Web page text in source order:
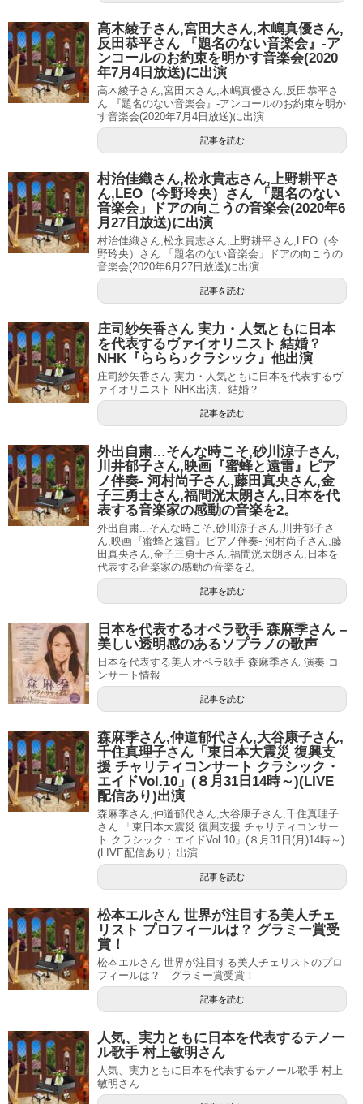
高木綾子さん,宮田大さん,木嶋真優さん,
反田恭平さん 『題名のない音楽会』-ア
ンコールのお約束を明かす音楽会(2020
年7月4日放送)に出演
高木綾子さん,宮田大さん,木嶋真優さん,反田恭平さ
ん 『題名のない音楽会』-アンコールのお約束を明か
す音楽会(2020年7月4日放送)に出演
記事を読む
村治佳織さん,松永貴志さん,上野耕平さ
ん,LEO（今野玲央）さん 「題名のない
音楽会」ドアの向こうの音楽会(2020年6
月27日放送)に出演
村治佳織さん,松永貴志さん,上野耕平さん,LEO（今
野玲央）さん 「題名のない音楽会」ドアの向こうの
音楽会(2020年6月27日放送)に出演
記事を読む
庄司紗矢香さん 実力・人気ともに日本
を代表するヴァイオリニスト 結婚？
NHK『ららら♪クラシック』他出演
庄司紗矢香さん 実力・人気ともに日本を代表するヴ
ァイオリニスト NHK出演、結婚？
記事を読む
外出自粛…そんな時こそ,砂川涼子さん,
川井郁子さん,映画『蜜蜂と遠雷』ピア
ノ伴奏- 河村尚子さん,藤田真央さん,金
子三勇士さん,福間洸太朗さん,日本を代
表する音楽家の感動の音楽を2。
外出自粛...そんな時こそ,砂川涼子さん,川井郁子さ
ん,映画『蜜蜂と遠雷』ピアノ伴奏- 河村尚子さん,藤
田真央さん,金子三勇士さん,福間洸太朗さん,日本を
代表する音楽家の感動の音楽を2。
記事を読む
日本を代表するオペラ歌手 森麻季さん –
美しい透明感のあるソプラノの歌声
日本を代表する美人オペラ歌手 森麻季さん 演奏 コ
ンサート情報
記事を読む
森麻季さん,仲道郁代さん,大谷康子さん,
千住真理子さん「東日本大震災 復興支
援 チャリティコンサート クラシック・
エイドVol.10」(８月31日14時～)(LIVE
配信あり)出演
森麻季さん,仲道郁代さん,大谷康子さん,千住真理子
さん 「東日本大震災 復興支援 チャリティコンサー
ト クラシック・エイドVol.10」(８月31日(月)14時～)
(LIVE配信あり）出演
記事を読む
松本エルさん 世界が注目する美人チェ
リスト プロフィールは？ グラミー賞受
賞！
松本エルさん 世界が注目する美人チェリストのプロ
フィールは？ グラミー賞受賞！
記事を読む
人気、実力ともに日本を代表するテノー
ル歌手 村上敏明さん
人気、実力ともに日本を代表するテノール歌手 村上
敏明さん